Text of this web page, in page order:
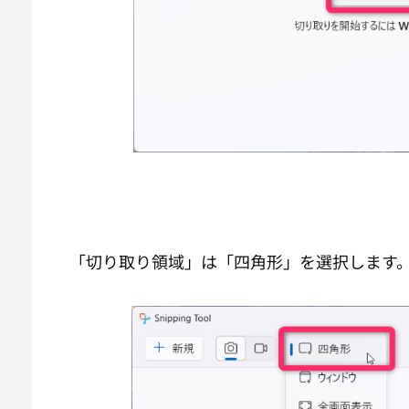
「切り取り領域」は「四角形」を選択します